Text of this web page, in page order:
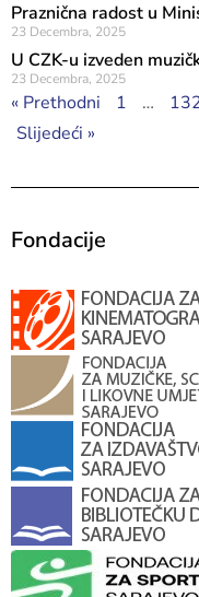
Praznična radost u
23 Decembra, 2025
U CZK-u izveden
23 Decembra, 2025
« Prethodni 1 …
Slijedeći »
Fondacije